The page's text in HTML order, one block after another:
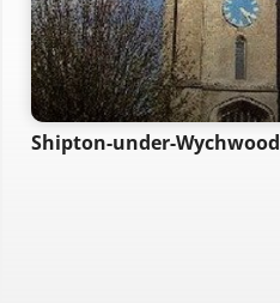
Shipton-under-Wychwood